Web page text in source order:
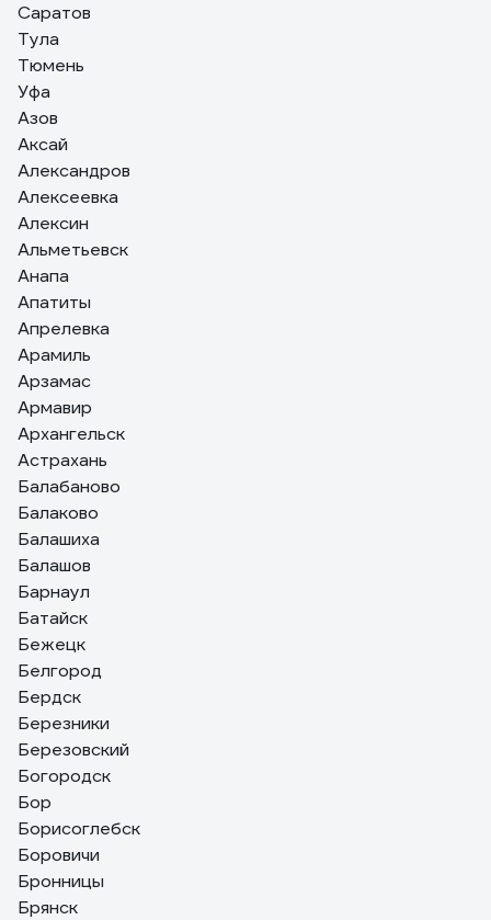
Саратов
Тула
Тюмень
Уфа
Азов
Аксай
Александров
Алексеевка
Алексин
Альметьевск
Анапа
Апатиты
Апрелевка
Арамиль
Арзамас
Армавир
Архангельск
Астрахань
Балабаново
Балаково
Балашиха
Балашов
Барнаул
Батайск
Бежецк
Белгород
Бердск
Березники
Березовский
Богородск
Бор
Борисоглебск
Боровичи
Бронницы
Брянск